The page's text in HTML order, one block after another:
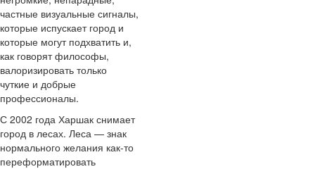
частные визуальные сигналы,
которые испускает город и
которые могут подхватить и,
как говорят философы,
валоризировать только
чуткие и добрые
профессионалы.
С 2002 года Харшак снимает
город в лесах. Леса — знак
нормального желания как-то
переформатировать